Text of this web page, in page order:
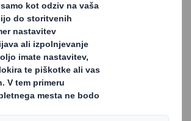
strateški partner Fundacije
industrijo vodimo v krožno
pridružitvi gibanju lahko s pomočjo
tem področju še boljše
poslanstvo. Skupaj z našimi
bolj trajnostno prihodnost!